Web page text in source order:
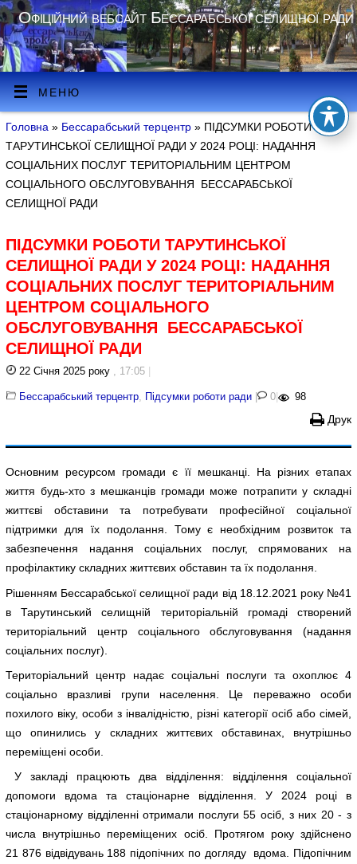
Офіційний вебсайт Бессарабської селищної ради
МЕНЮ
Головна » Бессарабський терцентр » ПІДСУМКИ РОБОТИ
ТАРУТИНСЬКОЇ СЕЛИЩНОЇ РАДИ У 2024 РОЦІ: НАДАННЯ
СОЦІАЛЬНИХ ПОСЛУГ ТЕРИТОРІАЛЬНИМ ЦЕНТРОМ
СОЦІАЛЬНОГО ОБСЛУГОВУВАННЯ БЕССАРАБСЬКОЇ
СЕЛИЩНОЇ РАДИ
ПІДСУМКИ РОБОТИ ТАРУТИНСЬКОЇ
СЕЛИЩНОЇ РАДИ У 2024 РОЦІ: НАДАННЯ
СОЦІАЛЬНИХ ПОСЛУГ ТЕРИТОРІАЛЬНИМ
ЦЕНТРОМ СОЦІАЛЬНОГО
ОБСЛУГОВУВАННЯ БЕССАРАБСЬКОЇ
СЕЛИЩНОЇ РАДИ
22 Січня 2025 року , 17:05
Бессарабський терцентр, Підсумки роботи ради | 0 | 98
Друк
Основним ресурсом громади є її мешканці. На різних етапах
життя будь-хто з мешканців громади може потрапити у складні
життєві обставини та потребувати професійної соціальної
підтримки для їх подолання. Тому є необхідним розвиток та
забезпечення надання соціальних послуг, спрямованих на
профілактику складних життєвих обставин та їх подолання.
Рішенням Бессарабської селищної ради від 18.12.2021 року №41
в Тарутинський селищній територіальній громаді створений
територіальний центр соціального обслуговування (надання
соціальних послуг).
Територіальний центр надає соціальні послуги та охоплює 4
соціально вразливі групи населення. Це переважно особи
похилого віку, особи з інвалідністю, різні категорії осіб або сімей,
що опинились у складних життєвих обставинах, внутрішньо
переміщені особи.
У закладі працюють два відділення: відділення соціальної
допомоги вдома та стаціонарне відділення. У 2024 році в
стаціонарному відділенні отримали послуги 55 осіб, з них 20 - з
числа внутрішньо переміщених осіб. Протягом року здійснено
21 876 відвідувань 188 підопічних по догляду вдома. Підопічним